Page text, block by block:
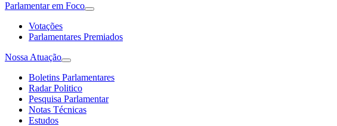
Parlamentar em Foco
Votações
Parlamentares Premiados
Nossa Atuação
Boletins Parlamentares
Radar Politico
Pesquisa Parlamentar
Notas Técnicas
Estudos